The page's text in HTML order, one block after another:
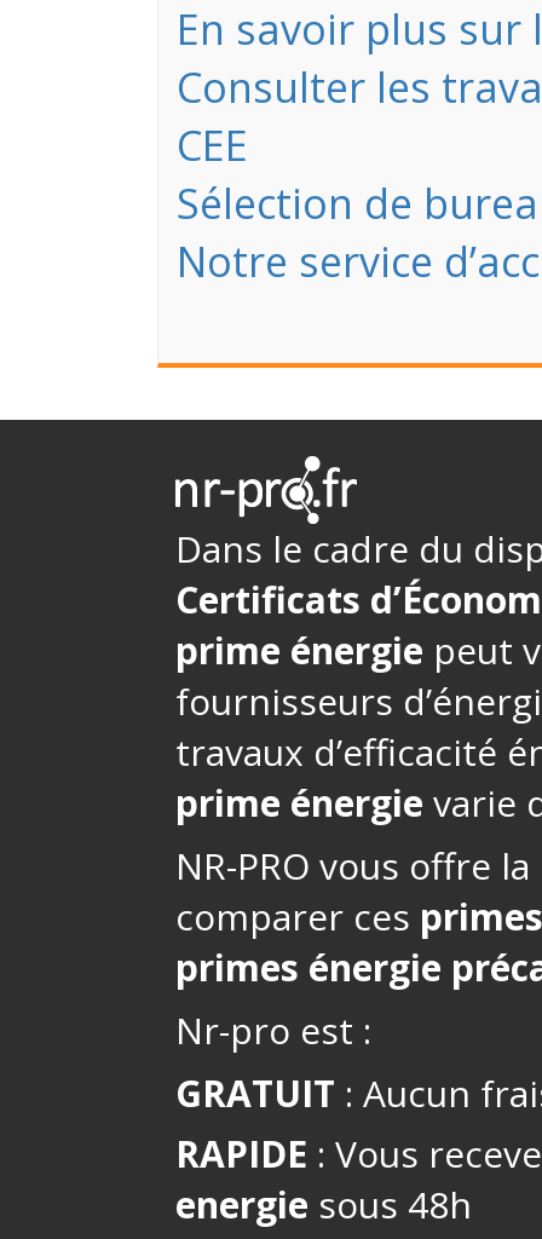
En savoir plus sur
Consulter les
CEE
Sélection de
Notre service
Dans le cadre du
Certificats
prime énergie peut
fournisseurs
travaux d’efficacité
prime énergie varie
NR-PRO vous offre
comparer ces
primes énergie
Nr-pro est :
GRATUIT : Aucun
RAPIDE : Vous
energie sous 48h